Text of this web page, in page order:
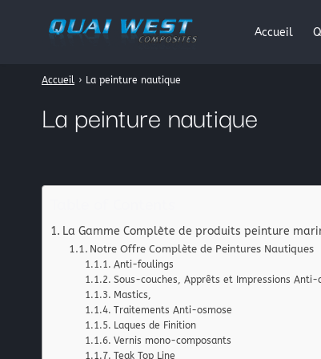
La peinture nautique
Accueil › La peinture nautique
La Gamme Complète de produits peinture
Notre Offre Complète de Peintures Nautiques
Anti-foulings
Sous-couches, Apprêts et Impressions Anti-
Mastics,
Traitements Anti-osmose
Laques de Finition
Vernis mono-composants
Teak Top Line
Accueil
: